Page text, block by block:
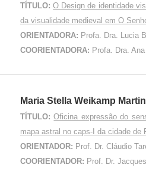
TÍTULO: O Design de identidade
da visualidade medieval em O
ORIENTADORA: Profa. Dra. Lucia
COORIENTADORA: Profa. Dra.
Maria Stella Weikamp
TÍTULO: Oficina expressão do
mapa astral no caps-I da cidade de
ORIENTADOR: Prof. Dr. Cláudio
COORIENTADOR: Prof. Dr.